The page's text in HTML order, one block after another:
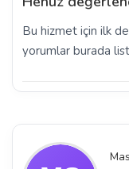
Bu hizmet için ilk
yorumlar burada